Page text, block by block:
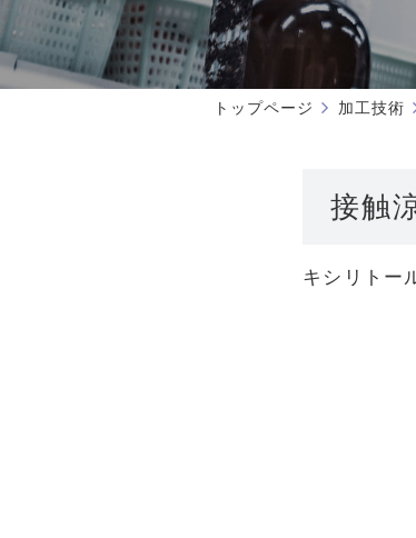
トップページ 加工技術
接触
キシリトー